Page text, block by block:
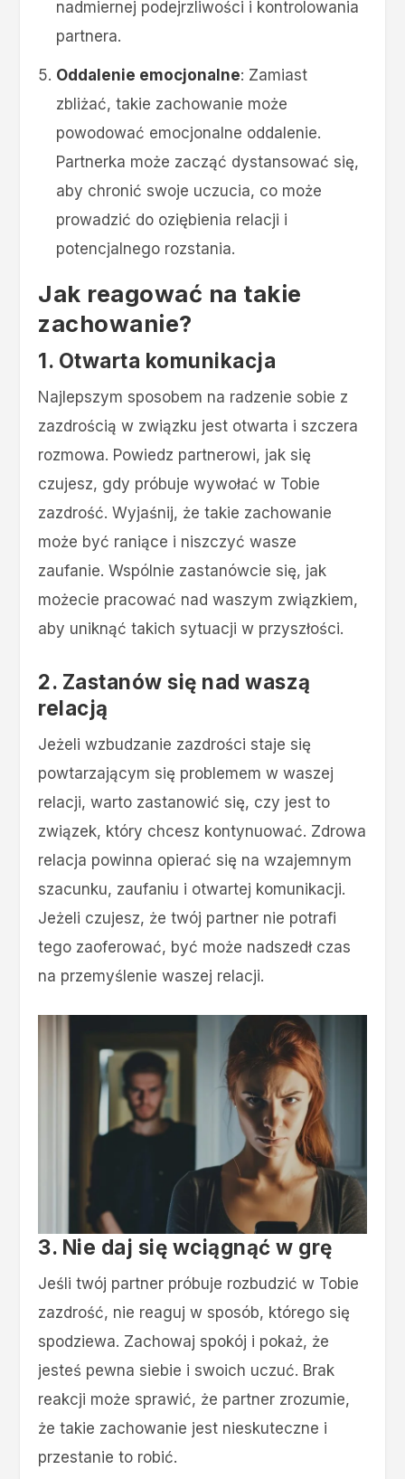
nadmiernej podejrzliwości i kontrolowania
partnera.
Oddalenie emocjonalne: Zamiast
zbliżać, takie zachowanie może
powodować emocjonalne oddalenie.
Partnerka może zacząć dystansować się,
aby chronić swoje uczucia, co może
prowadzić do oziębienia relacji i
potencjalnego rozstania.
Jak reagować na takie
zachowanie?
1. Otwarta komunikacja
Najlepszym sposobem na radzenie sobie z
zazdrością w związku jest otwarta i szczera
rozmowa. Powiedz partnerowi, jak się
czujesz, gdy próbuje wywołać w Tobie
zazdrość. Wyjaśnij, że takie zachowanie
może być raniące i niszczyć wasze
zaufanie. Wspólnie zastanówcie się, jak
możecie pracować nad waszym związkiem,
aby uniknąć takich sytuacji w przyszłości.
2. Zastanów się nad waszą
relacją
Jeżeli wzbudzanie zazdrości staje się
powtarzającym się problemem w waszej
relacji, warto zastanowić się, czy jest to
związek, który chcesz kontynuować. Zdrowa
relacja powinna opierać się na wzajemnym
szacunku, zaufaniu i otwartej komunikacji.
Jeżeli czujesz, że twój partner nie potrafi
tego zaoferować, być może nadszedł czas
na przemyślenie waszej relacji.
3. Nie daj się wciągnąć w grę
Jeśli twój partner próbuje rozbudzić w Tobie
zazdrość, nie reaguj w sposób, którego się
spodziewa. Zachowaj spokój i pokaż, że
jesteś pewna siebie i swoich uczuć. Brak
reakcji może sprawić, że partner zrozumie,
że takie zachowanie jest nieskuteczne i
przestanie to robić.